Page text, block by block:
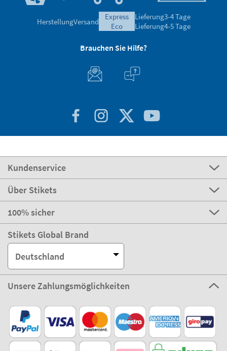
HerstellungVersand
express
eco
Lieferung3-4 Tage
Lieferung4-5 Tage
Brauchen Sie Hilfe?
Kundenservice
Über Stikets
100% sicher
Stikets Global Brand
Deutschland
Unsere Zahlungsmöglichkeiten